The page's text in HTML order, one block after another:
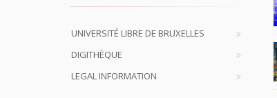
UNIVERSITÉ LIBRE DE BRUXELLES
DIGITHÈQUE
LEGAL INFORMATION